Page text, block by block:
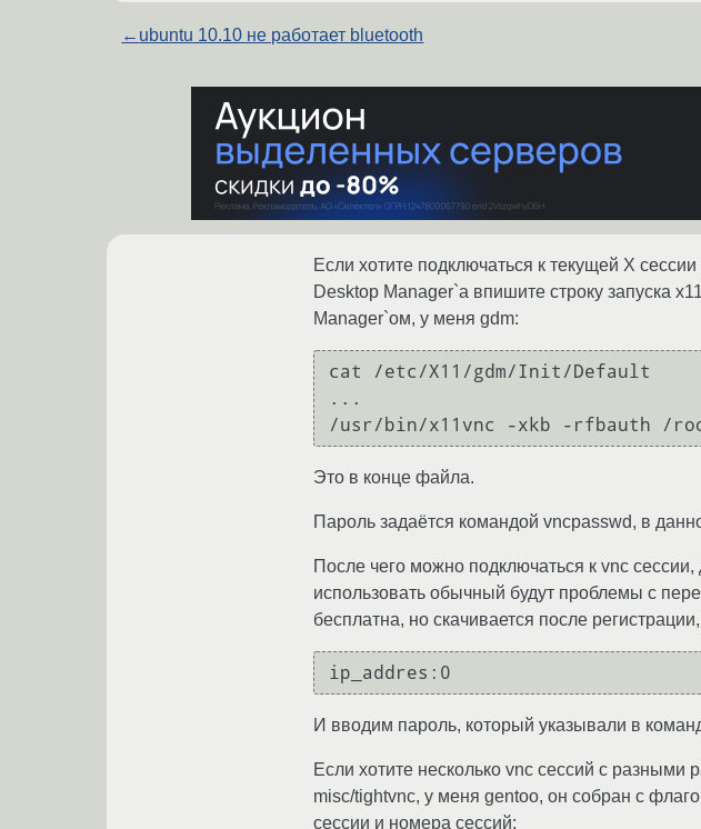
← ubuntu 10.10 не работает bluetooth
Если хотите подключаться к текущей X
Desktop Manager`а впишите строку запуска
Manager`ом, у меня gdm:
cat /etc/X11/gdm/Init/Default
...
Это в конце файла.
Пароль задаётся командой vncpasswd, в
После чего можно подключаться к vnc
использовать обычный будут проблемы с
бесплатна, но скачивается после
И вводим пароль, который указывали в
Если хотите несколько vnc сессий с
misc/tightvnc, у меня gentoo, он собран с
сессии и номера сессий: